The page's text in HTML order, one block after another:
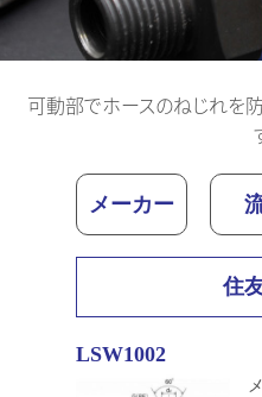
可動部でホースのねじれを
メーカー
住
LSW1002